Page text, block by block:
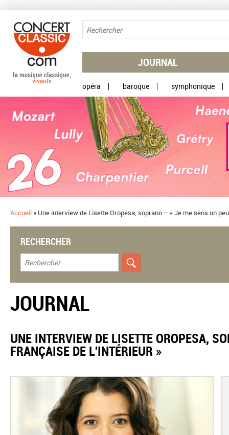
JOURNAL
opéra baroque symphonique
Accueil » Une interview de Lisette Oropesa, soprano – « Je me sens un
RECHERCHER
JOURNAL
UNE INTERVIEW DE LISETTE OROPESA,
FRANÇAISE DE L'INTÉRIEUR »